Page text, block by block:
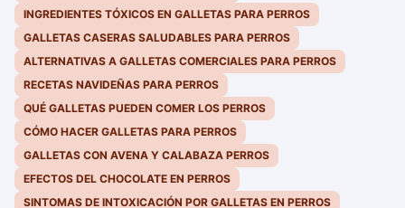
INGREDIENTES TÓXICOS EN GALLETAS PARA PERROS
GALLETAS CASERAS SALUDABLES PARA PERROS
ALTERNATIVAS A GALLETAS COMERCIALES PARA PERROS
RECETAS NAVIDEÑAS PARA PERROS
QUÉ GALLETAS PUEDEN COMER LOS PERROS
CÓMO HACER GALLETAS PARA PERROS
GALLETAS CON AVENA Y CALABAZA PERROS
EFECTOS DEL CHOCOLATE EN PERROS
SINTOMAS DE INTOXICACIÓN POR GALLETAS EN PERROS